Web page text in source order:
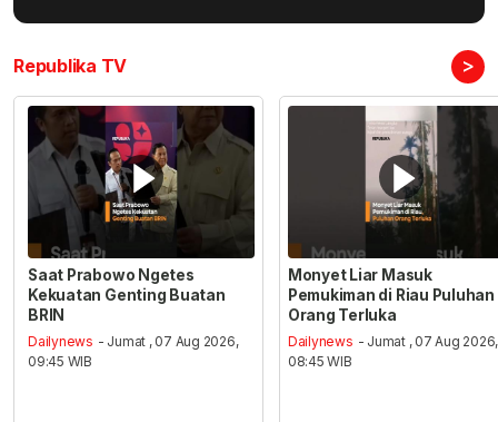
Republika TV >
Saat Prabowo Ngetes
Kekuatan Genting Buatan
BRIN
Dailynews - Jumat , 07 Aug 2026,
09:45 WIB
Monyet Liar Masuk
Pemukiman di Riau Puluhan
Orang Terluka
Dailynews - Jumat , 07 Aug 2026,
08:45 WIB